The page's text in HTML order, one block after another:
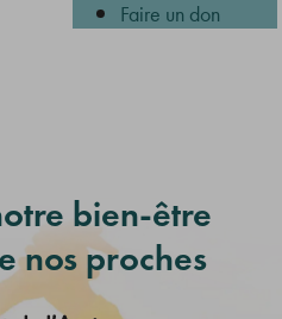
Faire un don
bien-être
nos proches